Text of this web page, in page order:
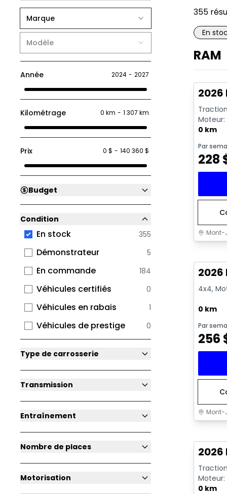
Marque
Modèle
Année 2024 - 2027
Kilométrage 0 km - 1 307 km
Prix 0 $ - 140 360 $
Budget
Condition
En stock 355
Démonstrateur 5
En commande 184
Véhicules certifiés 0
Véhicules en rabais 1
Véhicules de prestige 0
Type de carrosserie
Transmission
Entraînement
Nombre de places
Motorisation
355
En
RAM
En
2026
Moteur:
0 km
Par
228
Mont-
2026
4x4,
0 km
Par
256
Mont-
2026
Moteur:
0 km